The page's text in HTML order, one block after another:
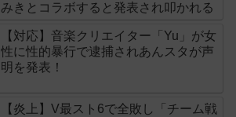
みきとコラボすると発表され叩かれる
【対応】音楽クリエイター「Yu」が女
性に性的暴行で逮捕されあんスタが声
明を発表！
【炎上】V最スト6で全敗し「チーム戦